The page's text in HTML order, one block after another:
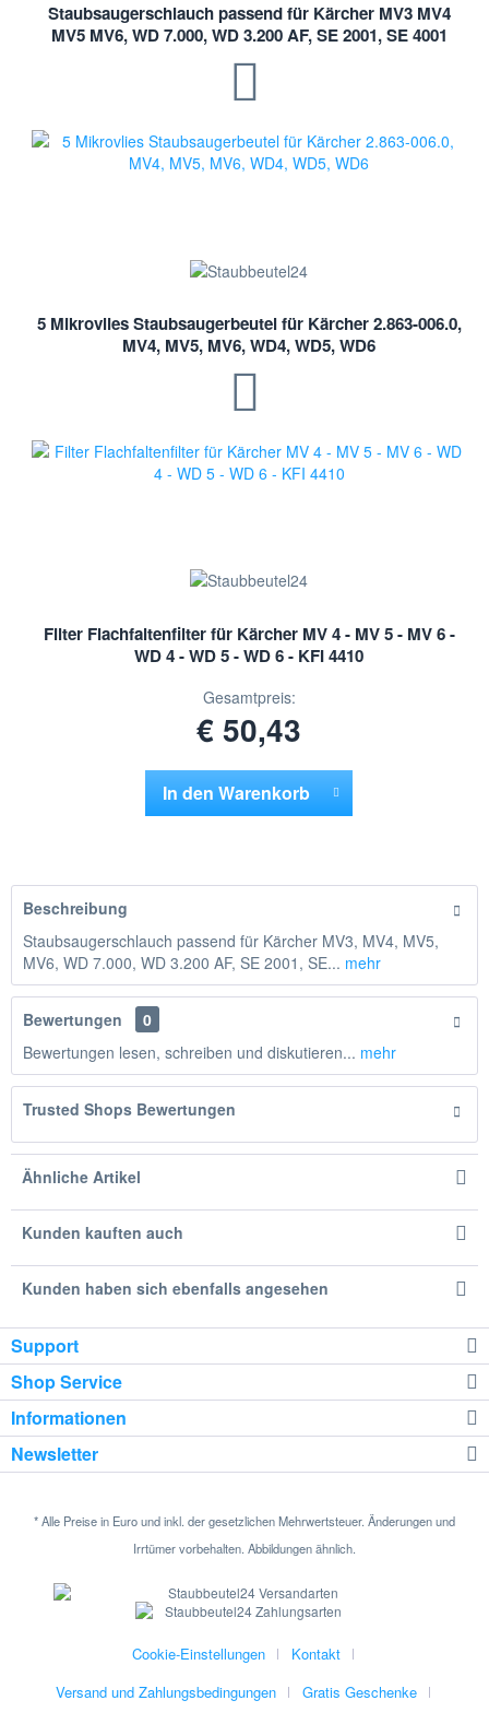
Staubsaugerschlauch passend für Kärcher MV3 MV4
MV5 MV6, WD 7.000, WD 3.200 AF, SE 2001, SE 4001
5 Mikrovlies Staubsaugerbeutel für Kärcher 2.863-006.0,
MV4, MV5, MV6, WD4, WD5, WD6
Filter Flachfaltenfilter für Kärcher MV 4 - MV 5 - MV 6 -
WD 4 - WD 5 - WD 6 - KFI 4410
Gesamtpreis:
€ 50,43
In den Warenkorb
Beschreibung
Staubsaugerschlauch passend für Kärcher MV3, MV4, MV5,
MV6, WD 7.000, WD 3.200 AF, SE 2001, SE... mehr
Bewertungen
0
Bewertungen lesen, schreiben und diskutieren... mehr
Trusted Shops Bewertungen
Ähnliche Artikel
Kunden kauften auch
Kunden haben sich ebenfalls angesehen
Support
Shop Service
Informationen
Newsletter
* Alle Preise in Euro und inkl. der gesetzlichen Mehrwertsteuer. Änderungen und
Irrtümer vorbehalten. Abbildungen ähnlich.
Cookie-Einstellungen
Kontakt
Versand und Zahlungsbedingungen
Gratis Geschenke